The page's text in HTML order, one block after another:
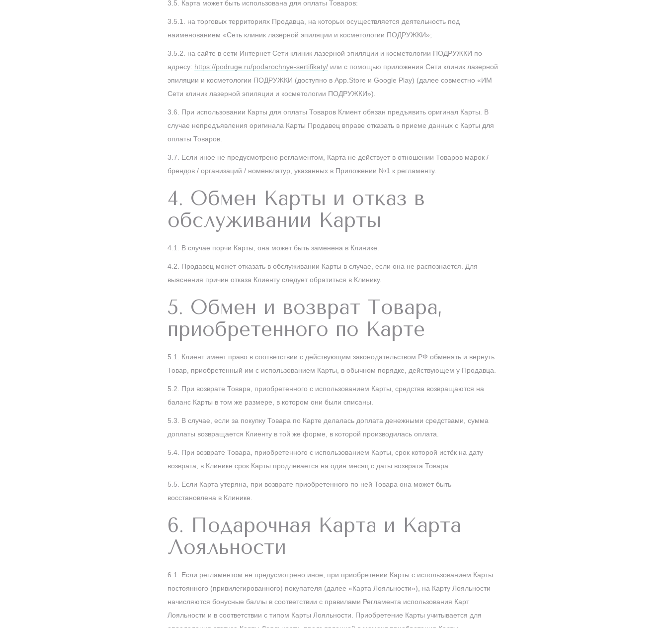
3.5. Карта может быть использована для оплаты Товаров:
3.5.1. на торговых территориях Продавца, на которых осуществляется деятельность под
наименованием «Сеть клиник лазерной эпиляции и косметологии ПОДРУЖКИ»;
3.5.2. на сайте в сети Интернет Сети клиник лазерной эпиляции и косметологии ПОДРУЖКИ по
адресу: https://podruge.ru/podarochnye-sertifikaty/ или с помощью приложения Сети клиник лазерной
эпиляции и косметологии ПОДРУЖКИ (доступно в App.Store и Google Play) (далее совместно «ИМ
Сети клиник лазерной эпиляции и косметологии ПОДРУЖКИ»).
3.6. При использовании Карты для оплаты Товаров Клиент обязан предъявить оригинал Карты. В
случае непредъявления оригинала Карты Продавец вправе отказать в приеме данных с Карты для
оплаты Товаров.
3.7. Если иное не предусмотрено регламентом, Карта не действует в отношении Товаров марок /
брендов / организаций / номенклатур, указанных в Приложении №1 к регламенту.
4. Обмен Карты и отказ в
обслуживании Карты
4.1. В случае порчи Карты, она может быть заменена в Клинике.
4.2. Продавец может отказать в обслуживании Карты в случае, если она не распознается. Для
выяснения причин отказа Клиенту следует обратиться в Клинику.
5. Обмен и возврат Товара,
приобретенного по Карте
5.1. Клиент имеет право в соответствии с действующим законодательством РФ обменять и вернуть
Товар, приобретенный им с использованием Карты, в обычном порядке, действующем у Продавца.
5.2. При возврате Товара, приобретенного с использованием Карты, средства возвращаются на
баланс Карты в том же размере, в котором они были списаны.
5.3. В случае, если за покупку Товара по Карте делалась доплата денежными средствами, сумма
доплаты возвращается Клиенту в той же форме, в которой производилась оплата.
5.4. При возврате Товара, приобретенного с использованием Карты, срок которой истёк на дату
возврата, в Клинике срок Карты продлевается на один месяц с даты возврата Товара.
5.5. Если Карта утеряна, при возврате приобретенного по ней Товара она может быть
восстановлена в Клинике.
6. Подарочная Карта и Карта
Лояльности
6.1. Если регламентом не предусмотрено иное, при приобретении Карты с использованием Карты
постоянного (привилегированного) покупателя (далее «Карта Лояльности»), на Карту Лояльности
начисляются бонусные баллы в соответствии с правилами Регламента использования Карт
Лояльности и в соответствии с типом Карты Лояльности. Приобретение Карты учитывается для